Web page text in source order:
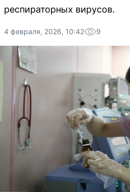
респираторных вирусов.
4 февраля, 2026, 10:42 9